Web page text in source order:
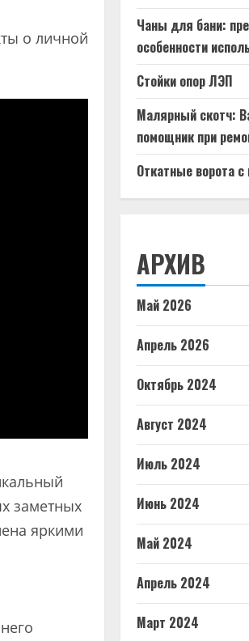
заметных
яркими
Чаны для бани:
особенности
Стойки опор ЛЭП
Малярный скотч:
помощник при
Откатные ворота с
АРХИВ
Май 2026
Апрель 2026
Октябрь 2024
Август 2024
Июль 2024
Июнь 2024
Май 2024
Апрель 2024
Март 2024